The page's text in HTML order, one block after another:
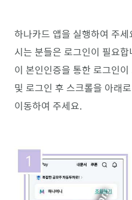
하나카드 앱을 실행하여 주
시는 분들은 로그인이 필요
이 본인인증을 통한 로그인
및 로그인 후 스크롤을 아래
이동하여 주세요.